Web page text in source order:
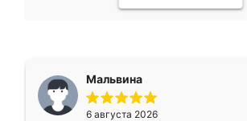
Мальвина
6 августа 2026